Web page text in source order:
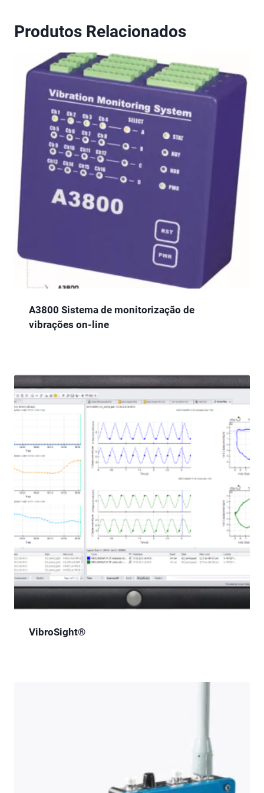
Produtos Relacionados
A3800 Sistema de monitorização de
vibrações on-line
VibroSight®